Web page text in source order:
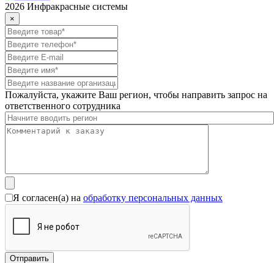
2026 Инфракрасные системы
×
Пожалуйста, укажите Ваш регион, чтобы направить запрос на
ответственного сотрудника
Я согласен(а) на обработку персональных данных